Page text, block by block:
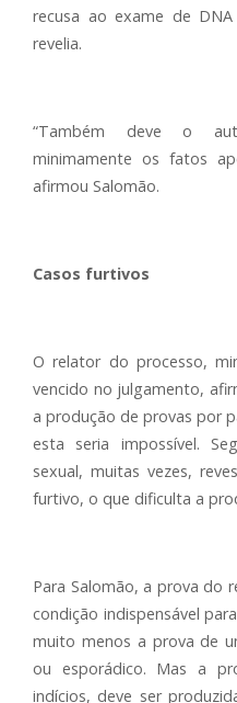
recusa ao exame de
revelia.
“Também deve o
minimamente os fatos
afirmou Salomão.
Casos furtivos
O relator do processo,
vencido no julgamento,
a produção de provas por
esta seria impossível.
sexual, muitas vezes,
furtivo, o que dificulta a
Para Salomão, a prova do
condição indispensável
muito menos a prova de
ou esporádico. Mas a
indícios, deve ser